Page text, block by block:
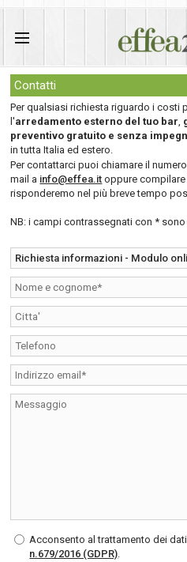
Contatti
Per qualsiasi richiesta riguardo i costi
l'arredamento esterno del tuo bar,
preventivo gratuito e senza
in tutta Italia ed estero.
Per contattarci puoi chiamare il numero
mail a info@effea.it oppure
risponderemo nel più breve tempo
NB: i campi contrassegnati con *
Acconsento al trattamento dei
n.679/2016 (GDPR).